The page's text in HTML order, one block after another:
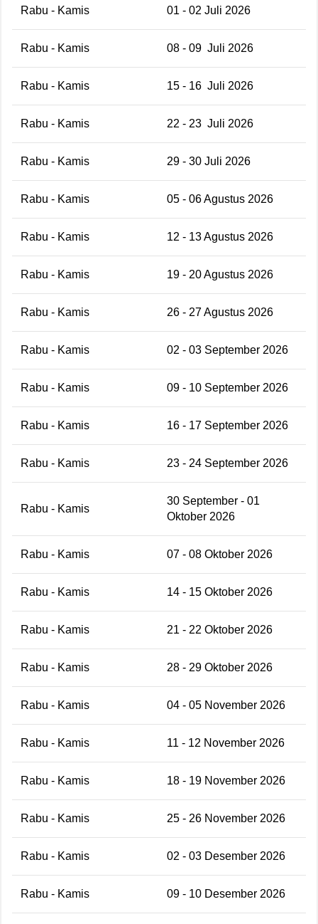
Rabu - Kamis 01 - 02 Juli 2026
Rabu - Kamis 08 - 09 Juli 2026
Rabu - Kamis 15 - 16 Juli 2026
Rabu - Kamis 22 - 23 Juli 2026
Rabu - Kamis 29 - 30 Juli 2026
Rabu - Kamis 05 - 06 Agustus 2026
Rabu - Kamis 12 - 13 Agustus 2026
Rabu - Kamis 19 - 20 Agustus 2026
Rabu - Kamis 26 - 27 Agustus 2026
Rabu - Kamis 02 - 03 September 2026
Rabu - Kamis 09 - 10 September 2026
Rabu - Kamis 16 - 17 September 2026
Rabu - Kamis 23 - 24 September 2026
Rabu - Kamis
30 September - 01
Oktober 2026
Rabu - Kamis 07 - 08 Oktober 2026
Rabu - Kamis 14 - 15 Oktober 2026
Rabu - Kamis 21 - 22 Oktober 2026
Rabu - Kamis 28 - 29 Oktober 2026
Rabu - Kamis 04 - 05 November 2026
Rabu - Kamis 11 - 12 November 2026
Rabu - Kamis 18 - 19 November 2026
Rabu - Kamis 25 - 26 November 2026
Rabu - Kamis 02 - 03 Desember 2026
Rabu - Kamis 09 - 10 Desember 2026